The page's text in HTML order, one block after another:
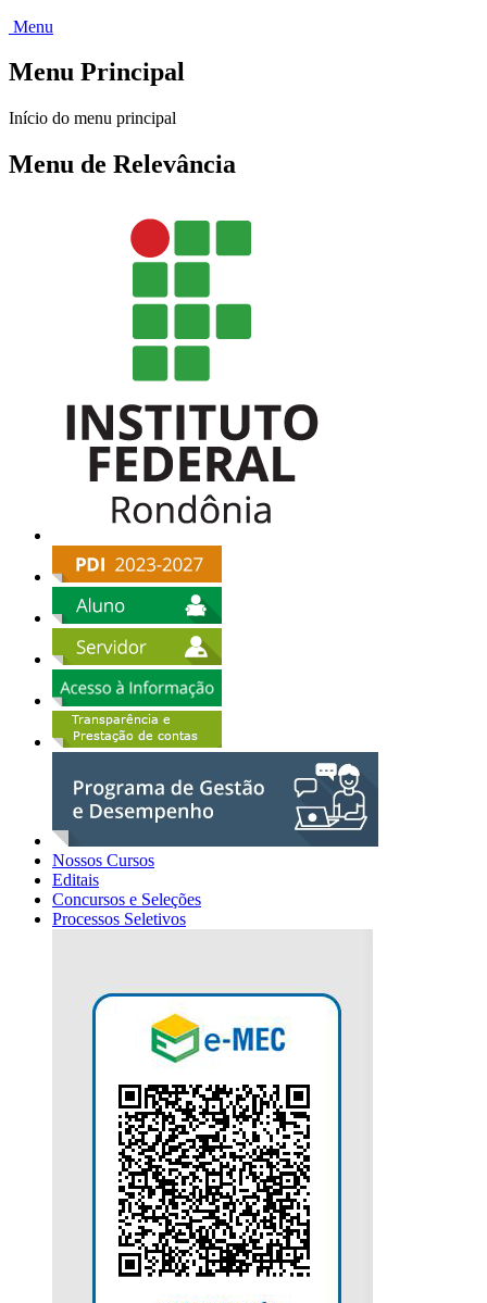
Menu
Menu Principal
Início do menu principal
Menu de Relevância
Nossos Cursos
Editais
Concursos e Seleções
Processos Seletivos